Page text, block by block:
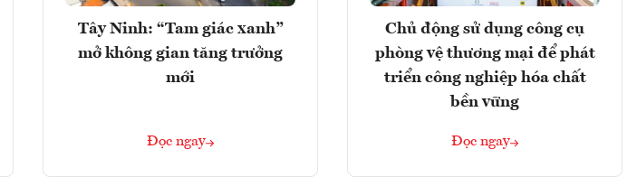
Tây Ninh: “Tam giác xanh”
mở không gian tăng trưởng
mới
Đọc ngay
Chủ động sử dụng công cụ
phòng vệ thương mại để phát
triển công nghiệp hóa chất
bền vững
Đọc ngay